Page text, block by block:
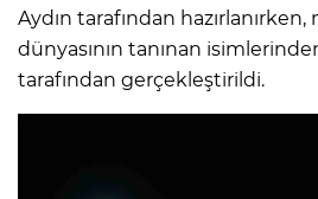
Aydın tarafından
dünyasının tanınan
tarafından gerçekleştirildi.